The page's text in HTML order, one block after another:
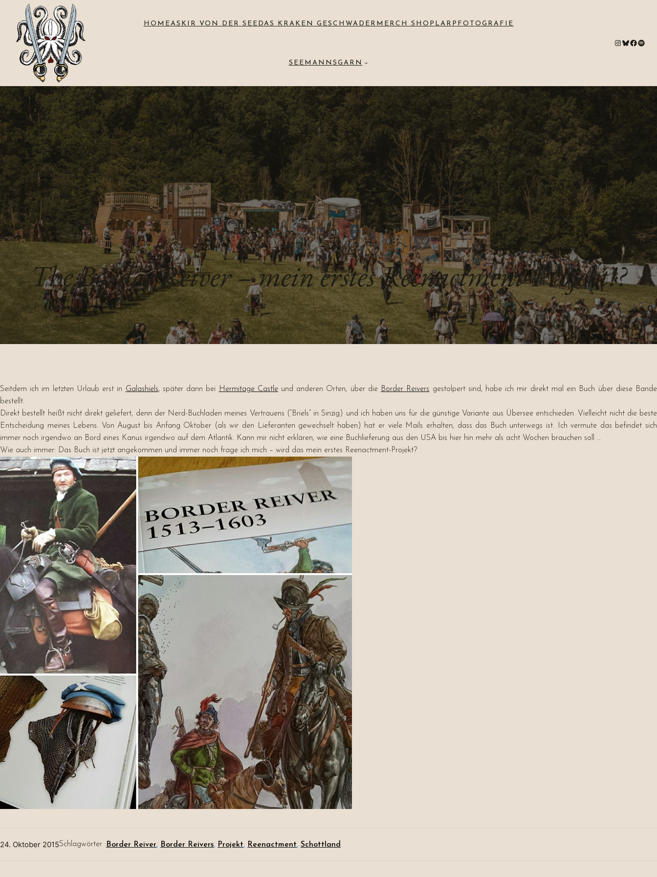
HOMEASKIR VON DER SEE DAS KRAKEN GESCHWADER MERCH SHOP LARPFOTOGRAFIE
SEEMANNSGARN
# Bluesky # Spotify
The Border Reiver – mein erstes Reenactment-Projekt!?
Seitdem ich im letzten Urlaub erst in Galashiels, später dann bei Hermitage Castleund anderen Orten, über die Border Reivers gestolpert sind, habe ich mir direkt mal ein Buch über diese Bande
bestellt.
Direkt bestellt heißt nicht direkt geliefert, denn der Nerd-Buchladen meines Vertrauens (“Briels” in Sinzig) und ich haben uns für die günstige Variante aus Übersee entschieden. Vielleicht nicht die beste
Entscheidung meines Lebens. Von August bis Anfang Oktober (als wir den Lieferanten gewechselt haben) hat er viele Mails erhalten, dass das Buch unterwegs ist. Ich vermute das befindet sich
immer noch irgendwo an Bord eines Kanus irgendwo auf dem Atlantik. Kann mir nicht erklären, wie eine Buchlieferung aus den USA bis hier hin mehr als acht Wochen brauchen soll …
Wie auch immer: Das Buch ist jetzt angekommen und immer noch frage ich mich – wird das mein erstes Reenactment-Projekt?
24. Oktober 2015Schlagwörter : Border Reiver, Border Reivers, Projekt, Reenactment, Schottland